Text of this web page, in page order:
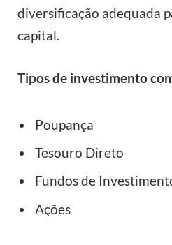
diversificação adequada
capital.
Tipos de investimento
Poupança
Tesouro Direto
Fundos de
Ações